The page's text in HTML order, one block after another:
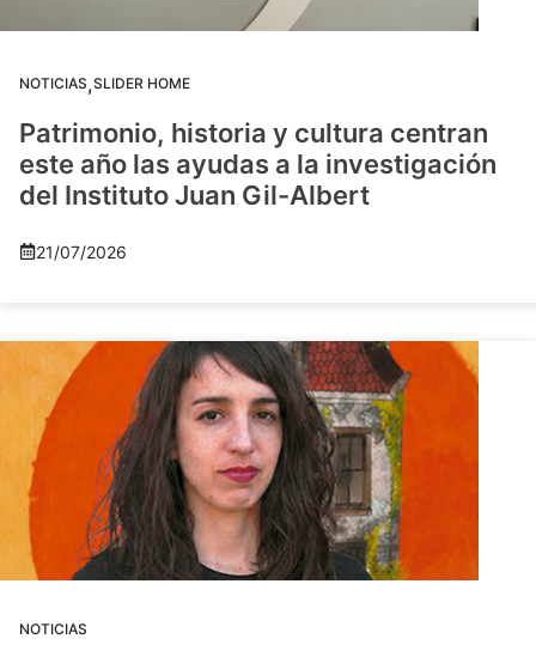
NOTICIAS,SLIDER HOME
Patrimonio, historia y cultura centran
este año las ayudas a la investigación
del Instituto Juan Gil-Albert
21/07/2026
NOTICIAS